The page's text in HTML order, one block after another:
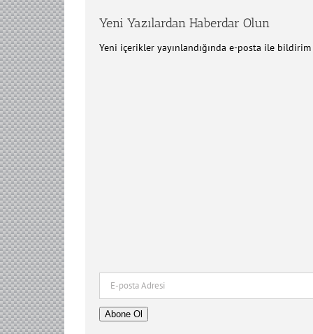
Yeni Yazılardan Haberdar Olun
Yeni içerikler yayınlandığında e-posta ile
Adresi
Abone Ol